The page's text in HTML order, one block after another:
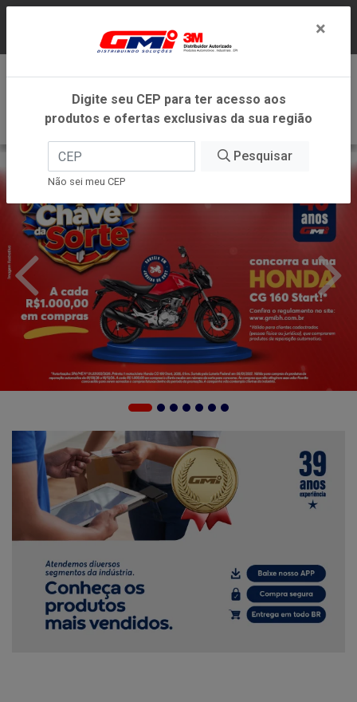
DENTRO DO ESTADO DE MINAS GERAIS.
×
Digite seu CEP para ter acesso aos
produtos e ofertas exclusivas da sua região
Pesquisar
Não sei meu CEP